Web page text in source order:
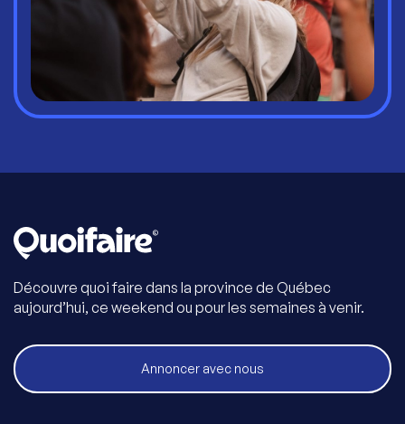
Découvre quoi faire dans la province de Québec
aujourd’hui, ce weekend ou pour les semaines à venir.
Annoncer avec nous